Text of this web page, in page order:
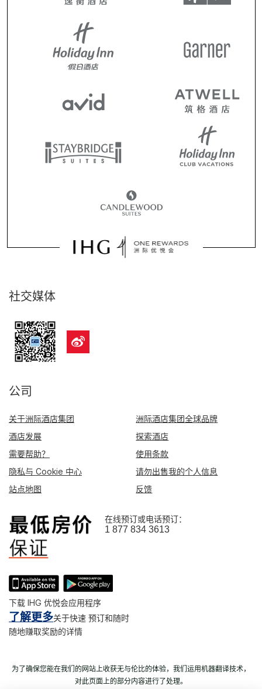
社交媒体
公司
关于洲际酒店集团
洲际酒店集团全球品牌
酒店发展
探索酒店
需要帮助？
使用条款
隐私与 Cookie 中心
请勿出售我的个人信息
站点地图
反馈
在线预订或电话预订：
1 877 834 3613
下载 IHG 优悦会应用程序
了解更多关于快速 预订和随时
随地赚取奖励的详情
为了确保您能在我们的网站上收获无与伦比的体验，我们运用机器翻译技术，
对此页面上的部分内容进行了处理。